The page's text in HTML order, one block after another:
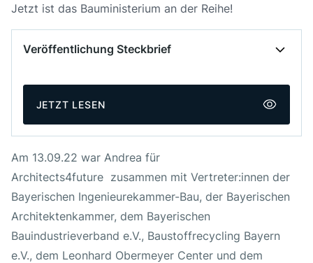
Jetzt ist das Bauministerium an der Reihe!
Veröffentlichung Steckbrief
Veröffentlicht am 13. September 2022
Autor:innen A4F Presse / News
Links
ZUM DOKUMENT
JETZT LESEN
Am 13.09.22 war Andrea für
Architects4future zusammen mit Vertreter:innen der
Bayerischen Ingenieurekammer-Bau, der Bayerischen
Architektenkammer, dem Bayerischen
Bauindustrieverband e.V., Baustoffrecycling Bayern
e.V., dem Leonhard Obermeyer Center und dem